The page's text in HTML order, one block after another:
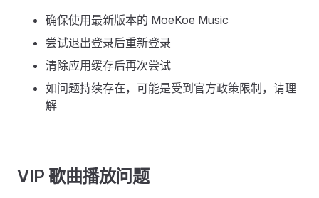
确保使用最新版本的 MoeKoe Music
尝试退出登录后重新登录
清除应用缓存后再次尝试
如问题持续存在，可能是受到官方政策限制，请理
解
VIP 歌曲播放问题